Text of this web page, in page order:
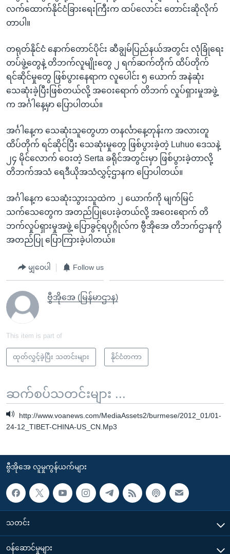
လက်ထောက်နိုင်ငံခြားရေးကြီးက ထပ်လောင်း တောင်းဆိုလိုက်
တာပါ။
တရုတ်နိုင်ငံ နောက်တောင်ပိုင်း ဆီချွမ်ပြည်နယ်အတွင်း လုံခြုံရေး
တပ်ဖွဲ့တွေနဲ့ တိဘက်လူမျိုးတွေ ၂ ရက်ဆက်တိုက် ထိပ်တိုက်
ရင်ဆိုင်မှုတွေ ဖြစ်ပွားနေရာက လူပေါင်း ၅ ယောက် အနဲဆုံး
သေဆုံးခဲ့ပြီးဖြစ်တယ်လို့ အဝေးရောက် တိဘက် လှုပ်ရှားမှုအဖွဲ့
က အင်္ဂါနေ့မှာ ပြောပါတယ်။
အင်္ဂါနေ့က သေဆုံးသူတွေဟာ တနင်္လာနေ့တုန်းက အလားတူ
ထိပ်တိုက် ရင်ဆိုင်ပြီး သေဆုံးမှုတွေ ဖြစ်ပွားခဲ့တဲ့ Luhuo ဒေသနဲ့
၂၄ မိုင်လောက် ဝေးတဲ့ Serta ခရိုင်အတွင်းမှာ ဖြစ်ပွားခဲ့တာလို့
တိဘက်အသံ ရေဒီယိုအသံလွှင့်ဌာနက ပြောပါတယ်။
အင်္ဂါနေ့က သေဆုံးသွားသူထဲက ၂ ယောက်ကို မျက်မြင်
သက်သေတွေက အတည်ပြုပေးခဲ့တယ်လို့ အဝေးရောက် တိ
ဘက်လှုပ်ရှားမှုအဖွဲ့ ပြောခွင့်ရပုဂ္ဂိုလ်က ဗွီအိုအေ တိဘက်ဌာနကို
အတည်ပြု ပြောကြားခဲ့ပါတယ်။
မျှဝေပါ Follow us
ဗွီအိုအေ (မြန်မာဌာန)
This item is part of
ထုတ်လွှင့်ခဲ့ပြီး သတင်းများ နိုင်ငံတကာ
ဆက်စပ်သတင်းများ ...
http://www.voanews.com/MediaAssets2/burmese/2012_01/01-
24-12_TIBET-CHINA-US_CN.Mp3
ဗွီအိုအေ လူမှုကွန်ယက်များ
သတင်း
၀န်ဆောင်မှုများ